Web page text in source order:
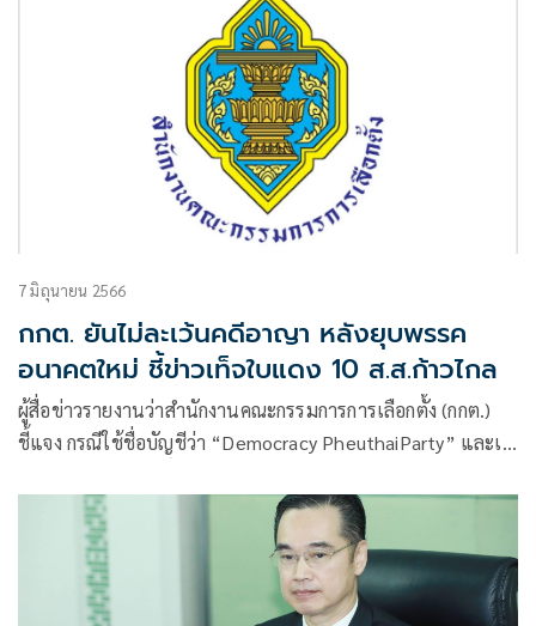
สนง.ขนส่งทางบกทำใบขับขี่ออนไลน์ เตือนให้เชื่อ หลอกให้แชร์
เช็คข้อมูลให้ครบทุกด้าน
7 มิถุนายน 2566
กกต. ยันไม่ละเว้นคดีอาญา หลังยุบพรรค
อนาคตใหม่ ชี้ข่าวเท็จใบแดง 10 ส.ส.ก้าวไกล
ผู้สื่อข่าวรายงานว่าสำนักงาน​คณะ​กรรมการก​ารเลือกตั้ง (กกต.)​
ชี้แจง กรณีใช้ชื่อบัญชีว่า “Democracy PheuthaiParty” และเฟ
โดนใบแดงอีกเกือบ 10 คน เพราะว่า ไม่ไปใช้สิทธิเลือกตั้ง ก่อน
หน้านี้ ซึ่ง ส่วนใหญ่ไม่ได้ไปเลือกตั้งท้องถิ่นนั่นแหละ เช่น อบต.
เทศบาล อบจ. สก. สข.